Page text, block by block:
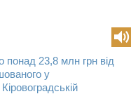
23,8 млн грн від
у